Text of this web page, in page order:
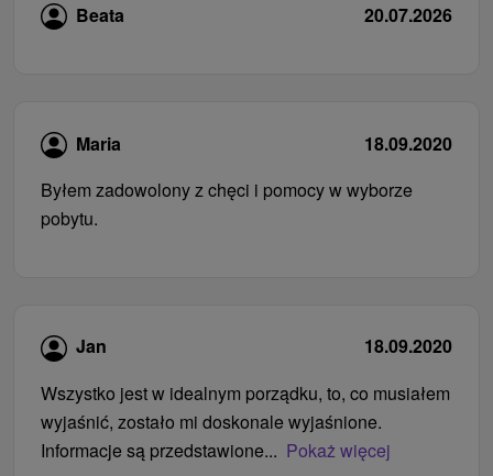
Beata 20.07.2026
Maria
18.09.2020
Byłem zadowolony z chęci i pomocy w wyborze
pobytu.
Jan
18.09.2020
Wszystko jest w idealnym porządku, to, co musiałem
wyjaśnić, zostało mi doskonale wyjaśnione.
Informacje są przedstawione... Pokaż więcej